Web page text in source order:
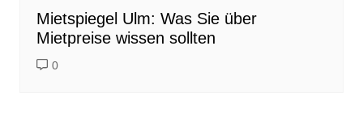
Mietspiegel Ulm: Was Sie über
Mietpreise wissen sollten
0